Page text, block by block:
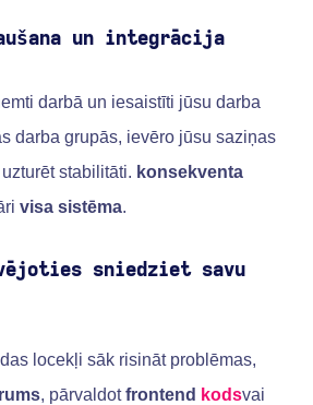
un integrācija
darbā un iesaistīti jūsu darba
darba grupās, ievēro jūsu saziņas
stabilitāti. konsekventa
visa sistēma.
sniedziet savu
locekļi sāk risināt problēmas,
, pārvaldotfrontend kodsvai